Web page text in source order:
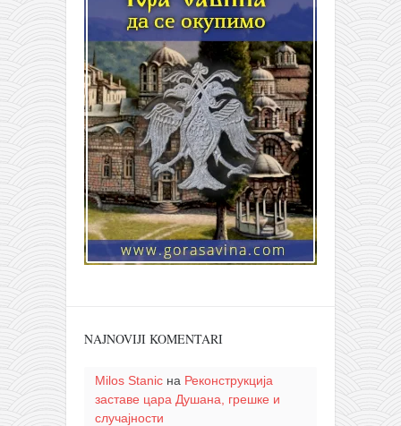
NAJNOVIJI KOMENTARI
Milos Stanicна Реконструкција
заставе цара Душана, грешке и
случајности